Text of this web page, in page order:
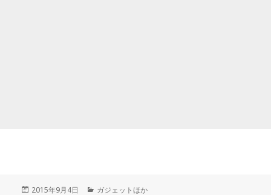
投
2015年9月4日
カ
ガジェットほか